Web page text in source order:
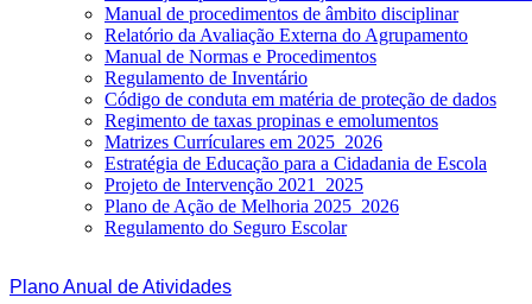
Manual de procedimentos de âmbito disciplinar
Relatório da Avaliação Externa do Agrupamento
Manual de Normas e Procedimentos
Regulamento de Inventário
Código de conduta em matéria de proteção de dados
Regimento de taxas propinas e emolumentos
Matrizes Currículares em 2025_2026
Estratégia de Educação para a Cidadania de Escola
Projeto de Intervenção 2021_2025
Plano de Ação de Melhoria 2025_2026
Regulamento do Seguro Escolar
Plano Anual de Atividades